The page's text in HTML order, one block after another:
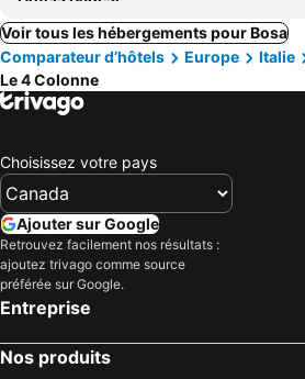
Voir tous les hébergements pour Bosa
Comparateur d’hôtels
Europe Italie
Le 4 Colonne
Choisissez votre pays
Ajouter sur Google
Retrouvez facilement nos résultats :
ajoutez trivago comme source
préférée sur Google.
Entreprise
Nos produits